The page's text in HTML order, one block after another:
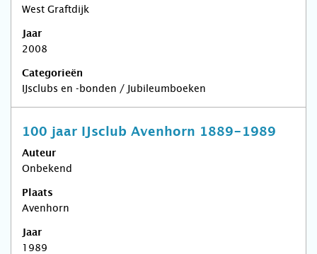
West Graftdijk
Jaar
2008
Categorieën
IJsclubs en -bonden / Jubileumboeken
100 jaar IJsclub Avenhorn 1889-1989
Auteur
Onbekend
Plaats
Avenhorn
Jaar
1989